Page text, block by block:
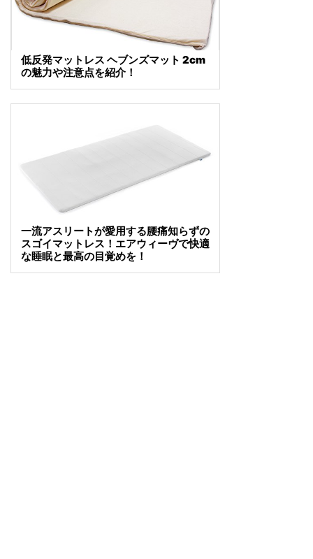
低反発マットレス ヘブンズマット 2cm
の魅力や注意点を紹介！
一流アスリートが愛用する腰痛知らずの
スゴイマットレス！エアウィーヴで快適
な睡眠と最高の目覚めを！